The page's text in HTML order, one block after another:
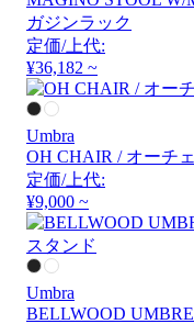
ガジンラック
定価/上代:
¥36,182 ~
Umbra
OH CHAIR / オーチ
定価/上代:
¥9,000 ~
Umbra
BELLWOOD